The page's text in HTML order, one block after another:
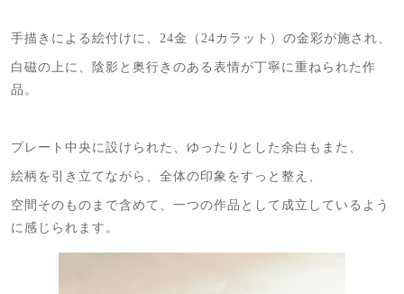
手描きによる絵付けに、24金（24カラット）の金彩が施され、
白磁の上に、陰影と奥行きのある表情が丁寧に重ねられた作
品。
プレート中央に設けられた、ゆったりとした余白もまた、
絵柄を引き立てながら、全体の印象をすっと整え、
空間そのものまで含めて、一つの作品として成立しているよう
に感じられます。